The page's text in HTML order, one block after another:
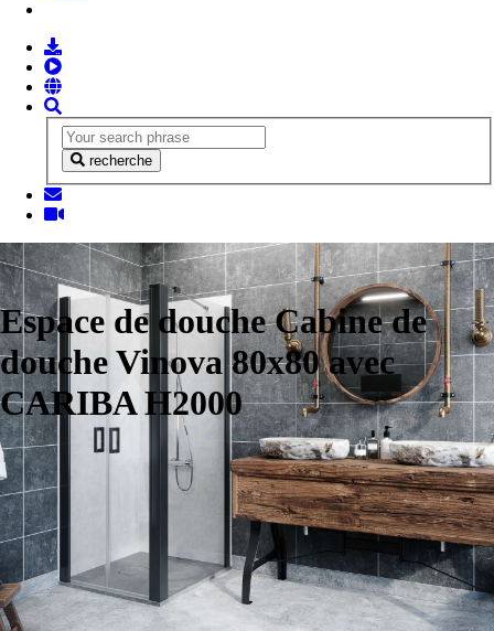
recherche
Espace de douche Cabine de
douche Vinova 80x80 avec
CARIBA H2000